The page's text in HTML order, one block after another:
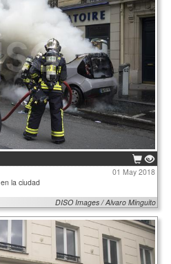
01 May 2018
la ciudad
DISO Images / Alvaro Minguito